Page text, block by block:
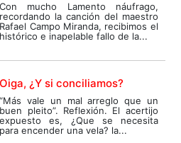
Con mucho Lamento náufrago,
recordando la canción del maestro
Rafael Campo Miranda, recibimos el
histórico e inapelable fallo de la...
Oiga, ¿Y si conciliamos?
“Más vale un mal arreglo que un
buen pleito”. Reflexión. El acertijo
expuesto es, ¿Que se necesita
para encender una vela? la...